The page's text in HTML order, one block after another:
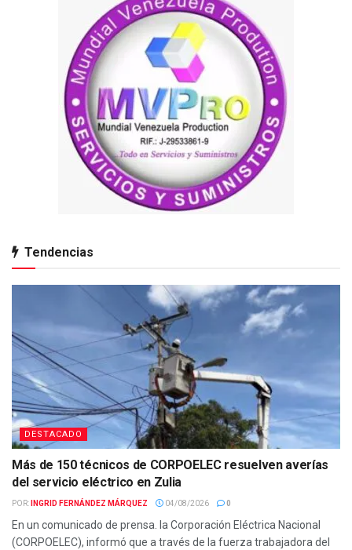
Tendencias
DESTACADO
Más de 150 técnicos de CORPOELEC resuelven averías
del servicio eléctrico en Zulia
POR: INGRID FERNÁNDEZ MÁRQUEZ 04/08/2026 0
En un comunicado de prensa. la Corporación Eléctrica Nacional
(CORPOELEC), informó que a través de la fuerza trabajadora del